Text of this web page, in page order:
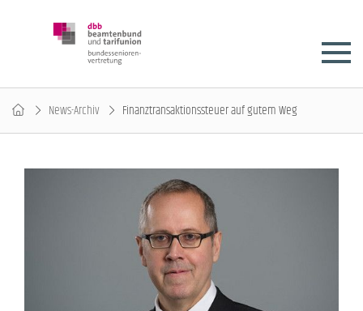
News-Archiv Finanztransaktionssteuer auf gutem Weg